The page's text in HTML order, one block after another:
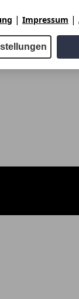
| Impressum |